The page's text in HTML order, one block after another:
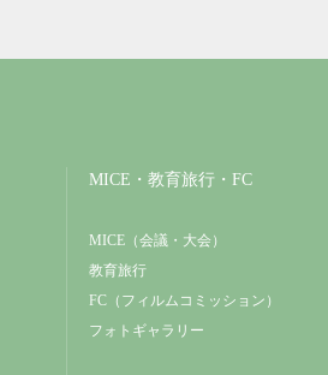
MICE・教育旅行・FC
MICE（会議・大会）
教育旅行
FC（フィルムコミッション）
フォトギャラリー